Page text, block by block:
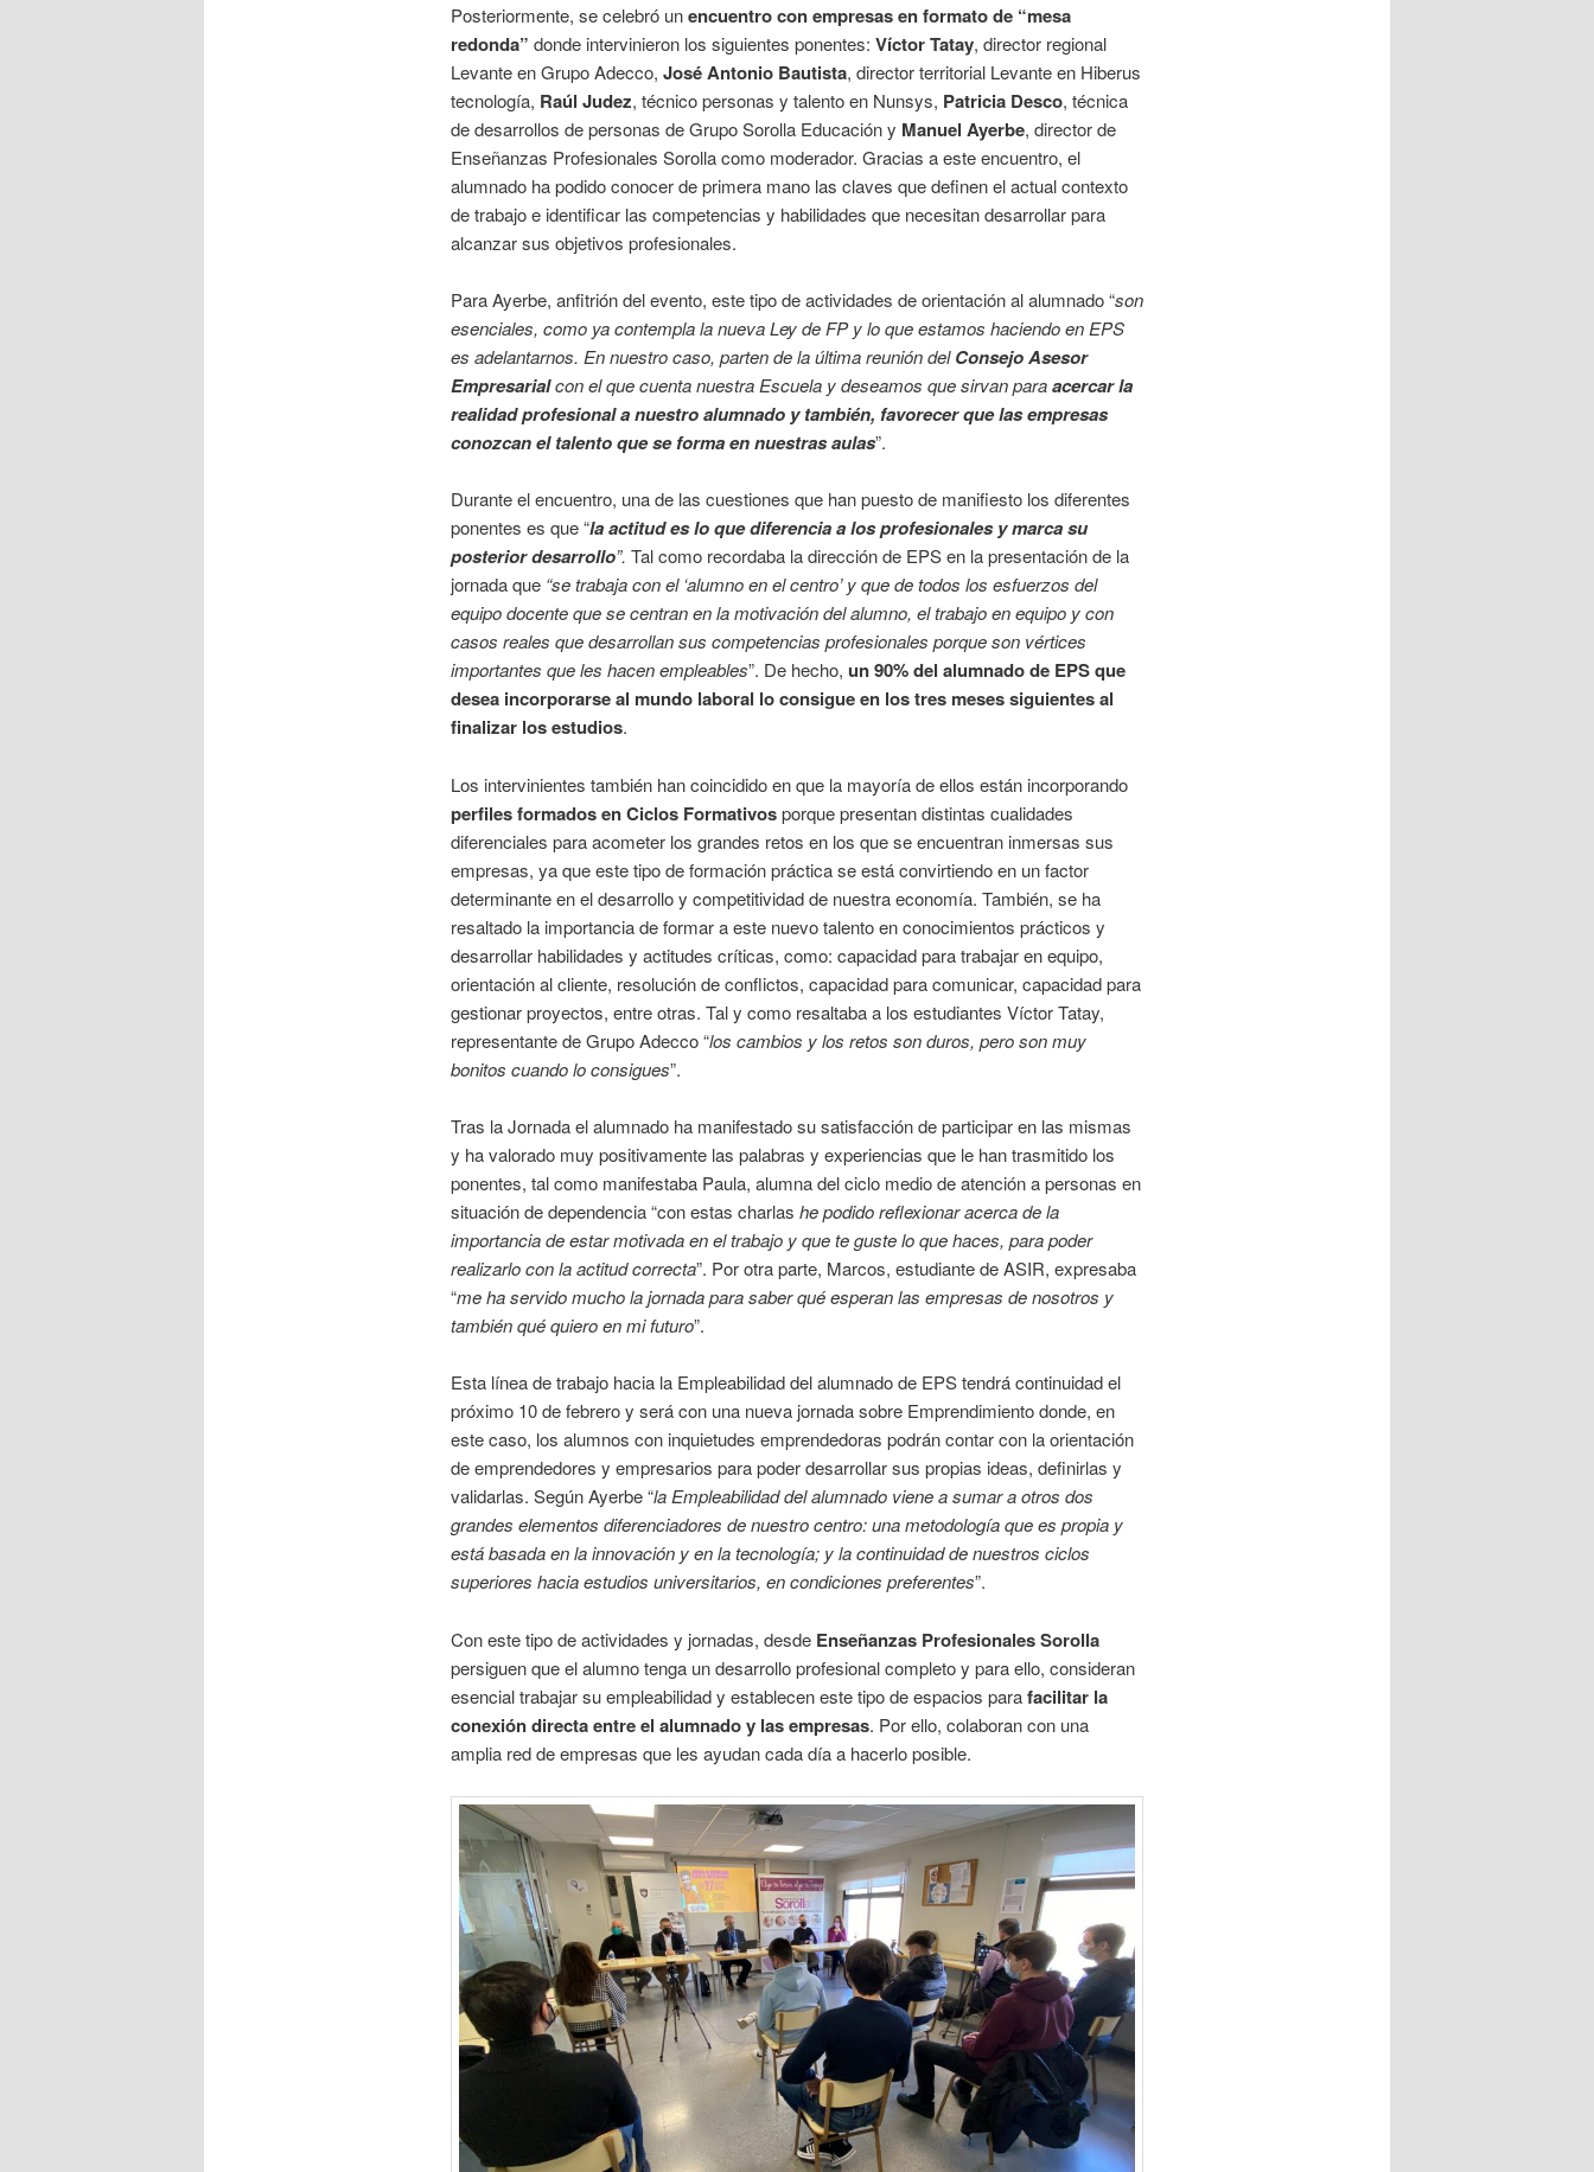
Posteriormente, se celebró unencuentro con empresas en formato de “mesa
redonda” donde intervinieron los siguientes ponentes: Víctor Tatay, director regional
Levante en Grupo Adecco, José Antonio Bautista, director territorial Levante en Hiberus
tecnología, Raúl Judez, técnico personas y talento en Nunsys, Patricia Desco, técnica
de desarrollos de personas de Grupo Sorolla Educación y Manuel Ayerbe, director de
Enseñanzas Profesionales Sorolla como moderador. Gracias a este encuentro, el
alumnado ha podido conocer de primera mano las claves que definen el actual contexto
de trabajo e identificar las competencias y habilidades que necesitan desarrollar para
alcanzar sus objetivos profesionales.
Para Ayerbe, anfitrión del evento, este tipo de actividades de orientación al alumnado “son
esenciales, como ya contempla la nueva Ley de FP y lo que estamos haciendo en EPS
es adelantarnos. En nuestro caso, parten de la última reunión delConsejo Asesor
Empresarialcon el que cuenta nuestra Escuela y deseamos que sirvan paraacercar la
realidad profesional a nuestro alumnado y también, favorecer que las empresas
conozcan el talento que se forma en nuestras aulas”.
Durante el encuentro, una de las cuestiones que han puesto de manifiesto los diferentes
ponentes es que “la actitud es lo que diferencia a los profesionales y marca su
posterior desarrollo”. Tal como recordaba la dirección de EPS en la presentación de la
jornada que “se trabaja con el ‘alumno en el centro’ y que de todos los esfuerzos del
equipo docente que se centran en la motivación del alumno, el trabajo en equipo y con
casos reales que desarrollan sus competencias profesionales porque son vértices
importantes que les hacen empleables”. De hecho, un 90% del alumnado de EPS que
desea incorporarse al mundo laboral lo consigue en los tres meses siguientes al
finalizar los estudios.
Los intervinientes también han coincidido en que la mayoría de ellos están incorporando
perfiles formados en Ciclos Formativosporque presentan distintas cualidades
diferenciales para acometer los grandes retos en los que se encuentran inmersas sus
empresas, ya que este tipo de formación práctica se está convirtiendo en un factor
determinante en el desarrollo y competitividad de nuestra economía. También, se ha
resaltado la importancia de formar a este nuevo talento en conocimientos prácticos y
desarrollar habilidades y actitudes críticas, como: capacidad para trabajar en equipo,
orientación al cliente, resolución de conflictos, capacidad para comunicar, capacidad para
gestionar proyectos, entre otras. Tal y como resaltaba a los estudiantes Víctor Tatay,
representante de Grupo Adecco “los cambios y los retos son duros, pero son muy
bonitos cuando lo consigues”.
Tras la Jornada el alumnado ha manifestado su satisfacción de participar en las mismas
y ha valorado muy positivamente las palabras y experiencias que le han trasmitido los
ponentes, tal como manifestaba Paula, alumna del ciclo medio de atención a personas en
situación de dependencia “con estas charlas he podido reflexionar acerca de la
importancia de estar motivada en el trabajo y que te guste lo que haces, para poder
realizarlo con la actitud correcta”. Por otra parte, Marcos, estudiante de ASIR, expresaba
“me ha servido mucho la jornada para saber qué esperan las empresas de nosotros y
también qué quiero en mi futuro”.
Esta línea de trabajo hacia la Empleabilidad del alumnado de EPS tendrá continuidad el
próximo 10 de febrero y será con una nueva jornada sobre Emprendimiento donde, en
este caso, los alumnos con inquietudes emprendedoras podrán contar con la orientación
de emprendedores y empresarios para poder desarrollar sus propias ideas, definirlas y
validarlas. Según Ayerbe “la Empleabilidad del alumnado viene a sumar a otros dos
grandes elementos diferenciadores de nuestro centro: una metodología que es propia y
está basada en la innovación y en la tecnología; y la continuidad de nuestros ciclos
superiores hacia estudios universitarios, en condiciones preferentes”.
Con este tipo de actividades y jornadas, desde Enseñanzas Profesionales Sorolla
persiguen que el alumno tenga un desarrollo profesional completo y para ello, consideran
esencial trabajar su empleabilidad y establecen este tipo de espacios parafacilitar la
conexión directa entre el alumnado y las empresas. Por ello, colaboran con una
amplia red de empresas que les ayudan cada día a hacerlo posible.